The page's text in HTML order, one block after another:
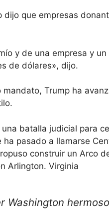
dijo que empresas
y de una empresa y
de dólares», dijo.
mandato, Trump ha
batalla judicial para
ha pasado a llamarse
construir un Arco
Arlington. Virginia
Washington